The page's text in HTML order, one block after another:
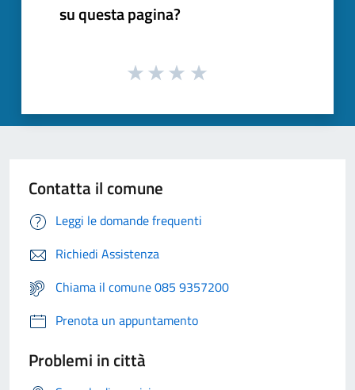
su questa pagina?
Contatta il comune
Leggi le domande frequenti
Richiedi Assistenza
Chiama il comune 085 9357200
Prenota un appuntamento
Problemi in città